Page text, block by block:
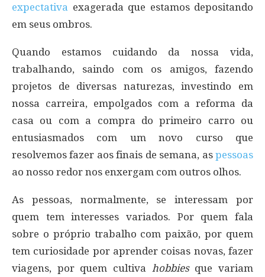
expectativa exagerada que estamos depositando
em seus ombros.
Quando estamos cuidando da nossa vida,
trabalhando, saindo com os amigos, fazendo
projetos de diversas naturezas, investindo em
nossa carreira, empolgados com a reforma da
casa ou com a compra do primeiro carro ou
entusiasmados com um novo curso que
resolvemos fazer aos finais de semana, as pessoas
ao nosso redor nos enxergam com outros olhos.
As pessoas, normalmente, se interessam por
quem tem interesses variados. Por quem fala
sobre o próprio trabalho com paixão, por quem
tem curiosidade por aprender coisas novas, fazer
viagens, por quem cultiva
hobbiesque variam